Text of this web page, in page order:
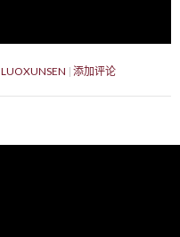
LUOXUNSEN 添加评论